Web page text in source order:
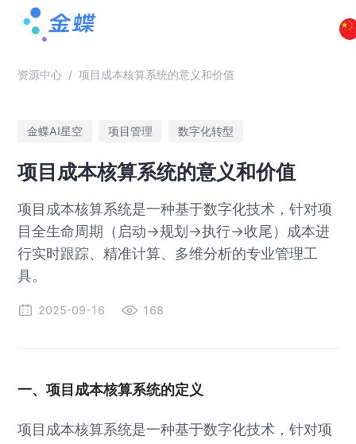
资源中心 / 项目成本核算系统的意义和价值
金蝶AI星空 项目管理 数字化转型
项目成本核算系统的意义和价值
项目成本核算系统是一种基于数字化技术，针对项
目全生命周期（启动→规划→执行→收尾）成本进
行实时跟踪、精准计算、多维分析的专业管理工
具。
2025-09-16 168
一、项目成本核算系统的定义
项目成本核算系统是一种基于数字化技术，针对项